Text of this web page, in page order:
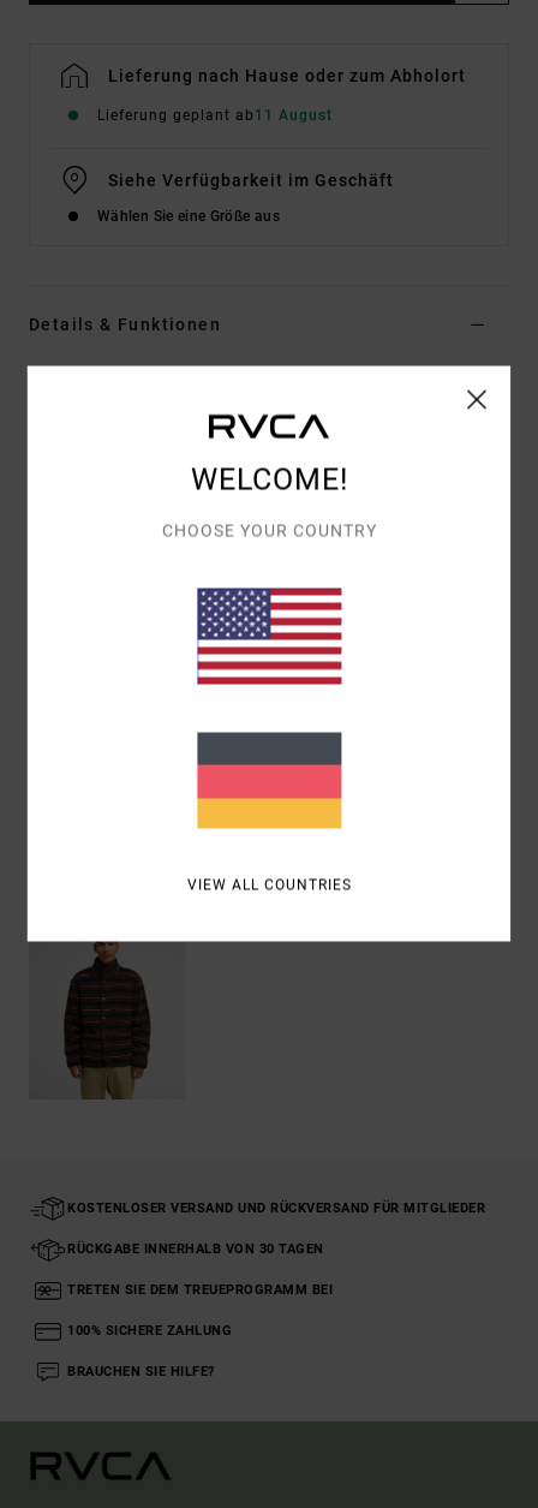
Lieferung nach Hause oder zum Abholort
Lieferung geplant ab 11 August
Siehe Verfügbarkeit im Geschäft
Wählen Sie eine Größe aus
Details & Funktionen
Farbcode nvy
Sherpa-Fleece [400 G/M2]
Seitentaschen Mit Reißverschluss
Reißverschluss
Zusammensetzung[Hauptstoff] 100 % Polyester
Versand & Rückversand
KOSTENLOSER VERSAND UND RÜCKVERSAND FÜR MITGLIEDER
RÜCKGABE INNERHALB VON 30 TAGEN
TRETEN SIE DEM TREUEPROGRAMM BEI
100% SICHERE ZAHLUNG
BRAUCHEN SIE HILFE?
WELCOME!
CHOOSE YOUR COUNTRY
VIEW ALL COUNTRIES